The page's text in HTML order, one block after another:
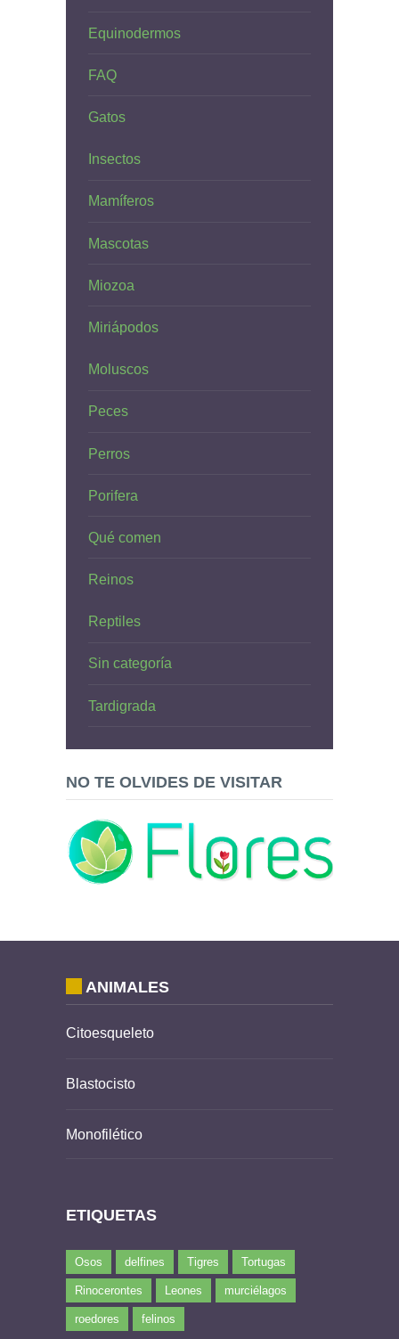
Equinodermos
FAQ
Gatos
Insectos
Mamíferos
Mascotas
Miozoa
Miriápodos
Moluscos
Peces
Perros
Porifera
Qué comen
Reinos
Reptiles
Sin categoría
Tardigrada
NO TE OLVIDES DE VISITAR
ANIMALES
Citoesqueleto
Blastocisto
Monofilético
ETIQUETAS
Osos delfines Tigres Tortugas
Rinocerontes Leones murciélagos
roedores felinos